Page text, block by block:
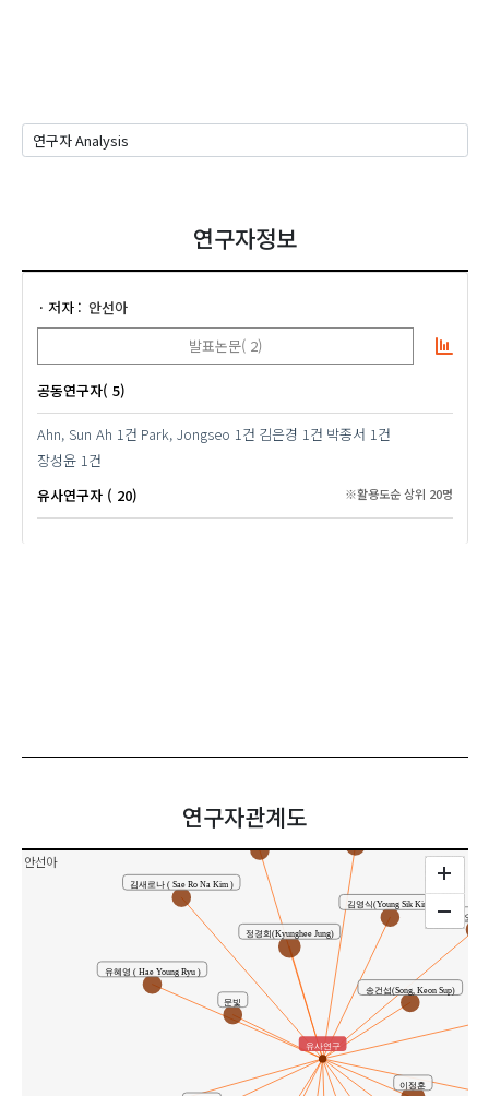
연구자정보
저자
안선아
발표논문( 2)
공동연구자( 5)
Ahn, Sun Ah 1건 Park, Jongseo 1건 김은경 1건 박종서 1건
장성윤 1건
유사연구자 ( 20)
※활용도순 상위 20명
연구자관계도
안선아
김새로나 ( Sae Ro Na Kim )
김영식(Young Sik Kim)
문빛
송건섭(Song, Keon Sup)
유혜영 ( Hae Young Ryu )
윤상오(尹
이정훈
정경희(Kyunghee Jung)
유사연구